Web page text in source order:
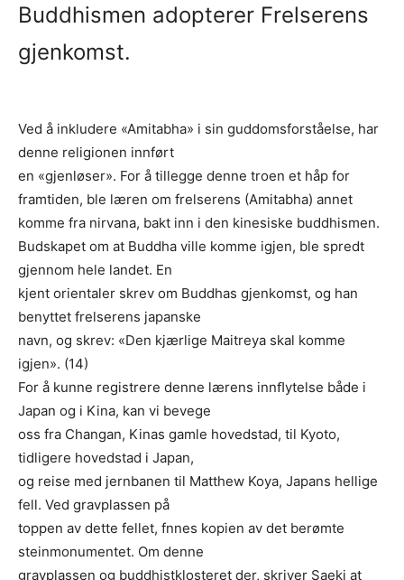
Buddhismen adopterer Frelserens
gjenkomst.
Ved å inkludere «Amitabha» i sin guddomsforståelse, har
denne religionen innført
en «gjenløser». For å tillegge denne troen et håp for
framtiden, ble læren om frelserens (Amitabha) annet
komme fra nirvana, bakt inn i den kinesiske buddhismen.
Budskapet om at Buddha ville komme igjen, ble spredt
gjennom hele landet. En
kjent orientaler skrev om Buddhas gjenkomst, og han
benyttet frelserens japanske
navn, og skrev: «Den kjærlige Maitreya skal komme
igjen». (14)
For å kunne registrere denne lærens innﬂytelse både i
Japan og i Kina, kan vi bevege
oss fra Changan, Kinas gamle hovedstad, til Kyoto,
tidligere hovedstad i Japan,
og reise med jernbanen til Matthew Koya, Japans hellige
fell. Ved gravplassen på
toppen av dette fellet, fnnes kopien av det berømte
steinmonumentet. Om denne
gravplassen og buddhistklosteret der, skriver Saeki at